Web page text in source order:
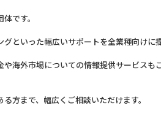
です。
といった幅広いサポートを全業種向けに
海外市場についての情報提供サービスも
方まで、幅広くご相談いただけます。